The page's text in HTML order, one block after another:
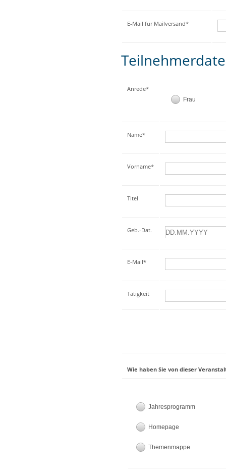
E-Mail für Mailversand*
Anrede*
Frau
Name*
Vorname*
Titel
Geb.-Dat.
E-Mail*
Tätigkeit
Wie haben Sie von dieser
Jahresprogramm
Homepage
Themenmappe